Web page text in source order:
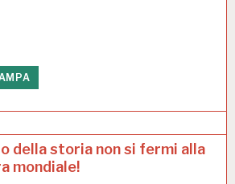
della storia non si fermi alla
mondiale!